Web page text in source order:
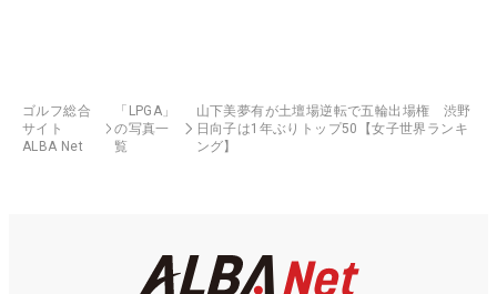
ゴルフ総合
サイト
ALBA Net
「LPGA」
の写真一
覧
山下美夢有が土壇場逆転で五輪出場権 渋野
日向子は1年ぶりトップ50【女子世界ランキ
ング】